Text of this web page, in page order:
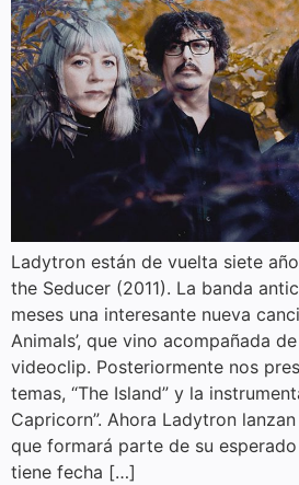
Ladytron están de vuelta siete
the Seducer (2011). La banda
meses una interesante nueva
Animals’, que vino acompañada
videoclip. Posteriormente nos
temas, “The Island” y la
Capricorn”. Ahora Ladytron
que formará parte de su
tiene fecha […]